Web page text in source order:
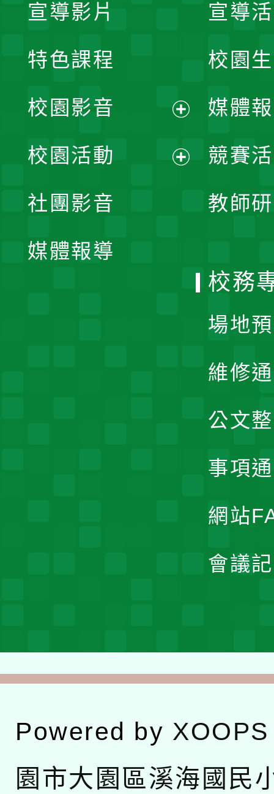
宣導
校園
媒體
競賽
教師
宣導影片
特色課程
校園影音
開
校園活動
社團影音
媒體報導
校務
場地
維修
公文
事項
網站
會議
Powered by XOOPS
園市大園區溪海國民